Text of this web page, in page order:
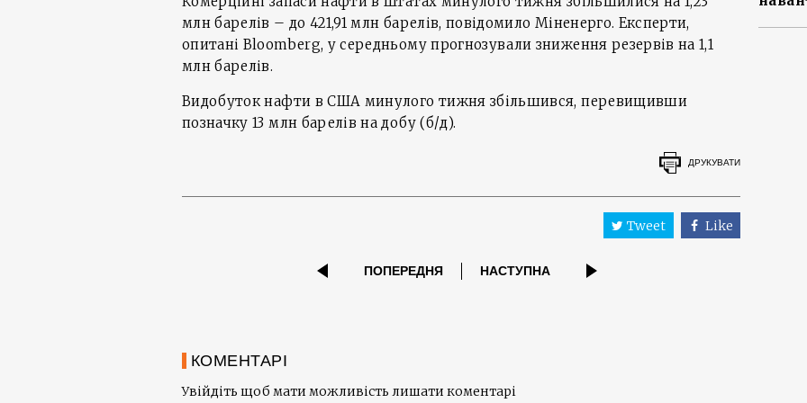
млн барелів – до 421,91 млн барелів, повідомило Міненерго. Експерти,
опитані Bloomberg, у середньому прогнозували зниження резервів на 1,1
млн барелів.
Видобуток нафти в США минулого тижня збільшився, перевищивши
позначку 13 млн барелів на добу (б/д).
ДРУКУВАТИ
Tweet Like
ПОПЕРЕДНЯ НАСТУПНА
КОМЕНТАРІ
Увійдіть щоб мати можливість лишати коментарі